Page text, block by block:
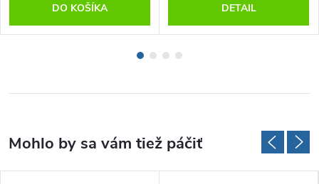
DO KOŠÍKA DETAIL